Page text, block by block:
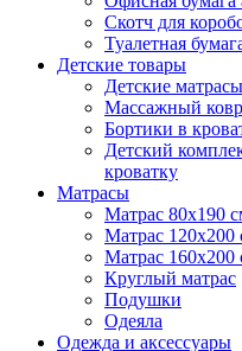
Скотч для
Туалетная
Детские товары
Детские матрасы
Массажный
Бортики в
Детский
кроватку
Матрасы
Матрас 80х190
Матраc 120х200
Матрас 160х200
Круглый матрас
Подушки
Одеяла
Одежда и аксессуары